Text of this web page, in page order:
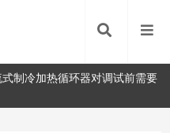
式制冷加热循环器对调试前需要